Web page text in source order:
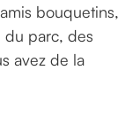
bouquetins,
du parc, des
avez de la